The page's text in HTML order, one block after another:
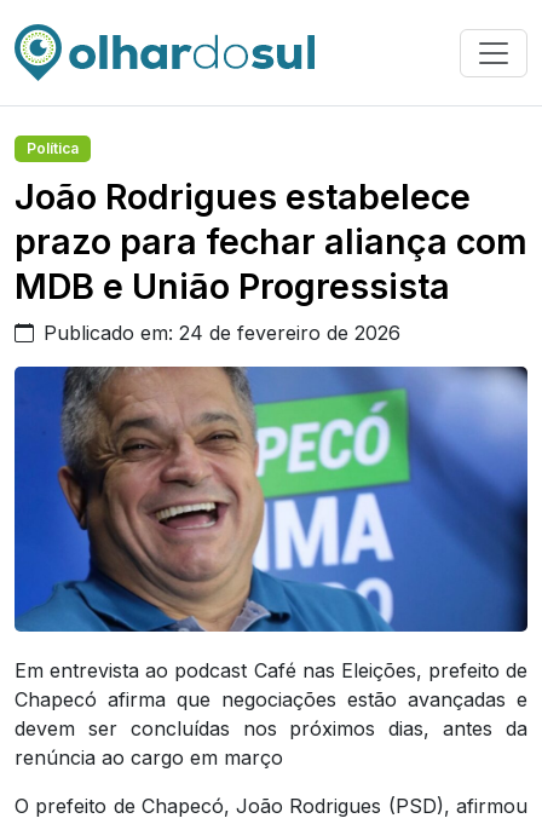
Política
João Rodrigues estabelece
prazo para fechar aliança com
MDB e União Progressista
Publicado em: 24 de fevereiro de 2026
Em entrevista ao podcast Café nas Eleições, prefeito de
Chapecó afirma que negociações estão avançadas e
devem ser concluídas nos próximos dias, antes da
renúncia ao cargo em março
O prefeito de Chapecó, João Rodrigues (PSD), afirmou